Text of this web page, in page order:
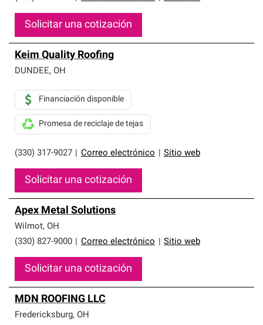
Solicitar una cotización
Keim Quality Roofing
DUNDEE, OH
(330) 317-9027 Correo electrónico Sitio web
Financiación disponible
Promesa de reciclaje de tejas
Solicitar una cotización
Apex Metal Solutions
Wilmot, OH
(330) 827-9000
Correo electrónico Sitio web
Solicitar una cotización
MDN ROOFING LLC
Fredericksburg, OH